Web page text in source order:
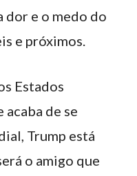
dor e o medo do
e próximos.
Estados
acaba de se
Trump está
o amigo que